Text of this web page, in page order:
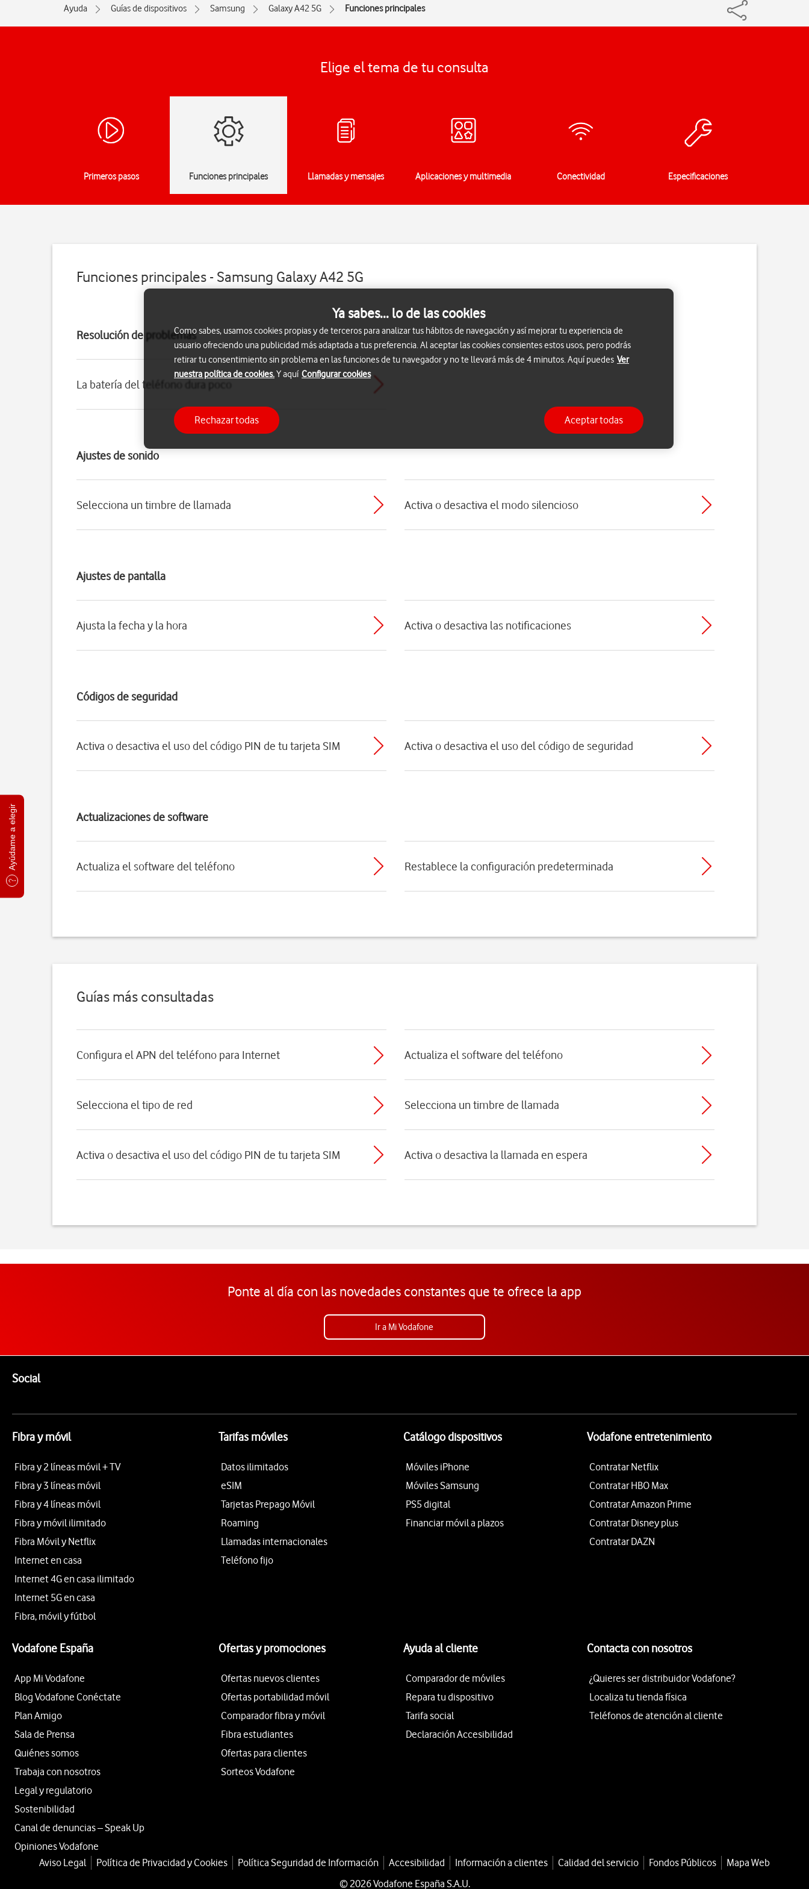
Ayúdame a elegir
Ayuda Guías de dispositivos Samsung Galaxy A42 5G Funciones principales
Elige el tema de tu consulta
Primeros pasos Funciones principales Llamadas y mensajes Aplicaciones y multimedia Conectividad Especificaciones
Funciones principales - Samsung Galaxy A42 5G
Resolución de problemas
La batería del teléfono dura poco
Ajustes de sonido
Selecciona un timbre de llamada Activa o desactiva el modo silencioso
Ajustes de pantalla
Ajusta la fecha y la hora Activa o desactiva las notificaciones
Códigos de seguridad
Activa o desactiva el uso del código PIN de tu tarjeta SIM Activa o desactiva el uso del código de seguridad
Actualizaciones de software
Actualiza el software del teléfono Restablece la configuración predeterminada
Guías más consultadas
Configura el APN del teléfono para Internet Actualiza el software del teléfono
Selecciona el tipo de red Selecciona un timbre de llamada
Activa o desactiva el uso del código PIN de tu tarjeta SIM Activa o desactiva la llamada en espera
Ponte al día con las novedades constantes que te ofrece la app
Ir a Mi Vodafone
SocialEnlaces a las redes sociales de Vodafone
Fibra y móvil
Fibra y 2 líneas móvil + TV
Fibra y 3 líneas móvil
Fibra y 4 líneas móvil
Fibra y móvil ilimitado
Fibra Móvil y Netflix
Internet en casa
Internet 4G en casa ilimitado
Internet 5G en casa
Fibra, móvil y fútbol
Tarifas móviles
Datos ilimitados
eSIM
Tarjetas Prepago Móvil
Roaming
Llamadas internacionales
Teléfono fijo
Catálogo dispositivos
Móviles iPhone
Móviles Samsung
PS5 digital
Financiar móvil a plazos
Vodafone entretenimiento
Contratar Netflix
Contratar HBO Max
Contratar Amazon Prime
Contratar Disney plus
Contratar DAZN
Vodafone España
App Mi Vodafone
Blog Vodafone Conéctate
Plan Amigo
Sala de Prensa
Quiénes somos
Trabaja con nosotros
Legal y regulatorio
Sostenibilidad
Canal de denuncias – Speak Up
Opiniones Vodafone
Ofertas y promociones
Ofertas nuevos clientes
Ofertas portabilidad móvil
Comparador fibra y móvil
Fibra estudiantes
Ofertas para clientes
Sorteos Vodafone
Ayuda al cliente
Comparador de móviles
Repara tu dispositivo
Tarifa social
Declaración Accesibilidad
Contacta con nosotros
¿Quieres ser distribuidor Vodafone?
Localiza tu tienda física
Teléfonos de atención al cliente
Aviso Legal Política de Privacidad y Cookies Política Seguridad de Información Accesibilidad Información a clientes Calidad del servicio Fondos Públicos
Mapa Web
© 2026 Vodafone España S.A.U.
Ya sabes... lo de las cookies
Como sabes, usamos cookies propias y de terceros para analizar tus hábitos de navegación y así mejorar tu experiencia de
usuario ofreciendo una publicidad más adaptada a tus preferencia. Al aceptar las cookies consientes estos usos, pero podrás
retirar tu consentimiento sin problema en las funciones de tu navegador y no te llevará más de 4 minutos. Aquí puedes Ver
nuestra política de cookies.Y aquí Configurar cookies
Rechazar todas Aceptar todas